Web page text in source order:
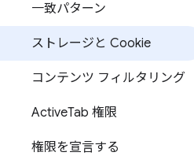
一致パターン
ストレージと Cookie
コンテンツ フィルタリング
ActiveTab 権限
権限を宣言する